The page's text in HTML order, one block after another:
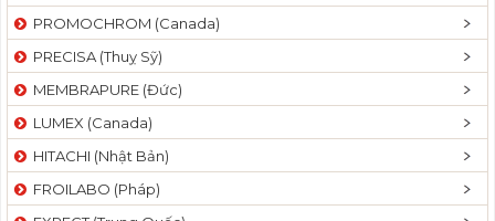
PROMOCHROM (Canada)
PRECISA (Thuỵ Sỹ)
MEMBRAPURE (Đức)
LUMEX (Canada)
HITACHI (Nhật Bản)
FROILABO (Pháp)